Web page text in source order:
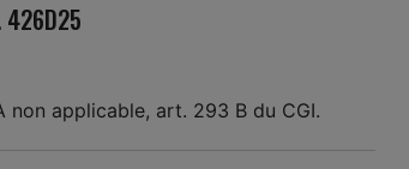
non applicable, art. 293 B du CGI.